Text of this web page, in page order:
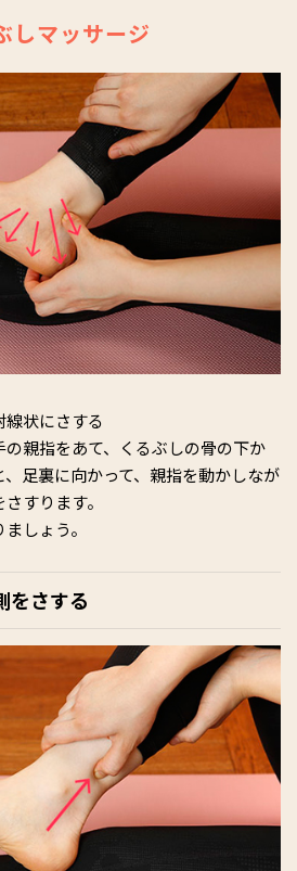
しマッサージ
状にさする
親指をあて、くるぶしの骨の下か
足裏に向かって、親指を動かしなが
すります。
しょう。
をさする